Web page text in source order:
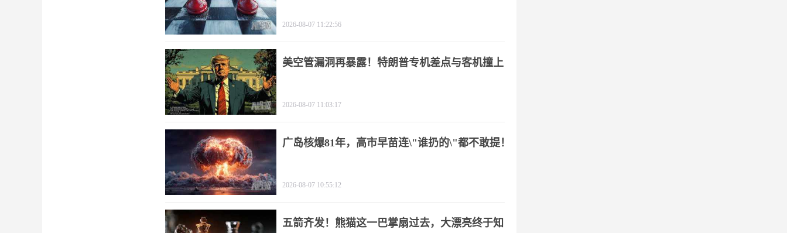
2026-08-07 11:22:56
美空管漏洞再暴露！特朗普专机差点与客机撞上
2026-08-07 11:03:17
广岛核爆81年，高市早苗连\"谁扔的\"都不敢提！
2026-08-07 10:55:12
五箭齐发！熊猫这一巴掌扇过去，大漂亮终于知